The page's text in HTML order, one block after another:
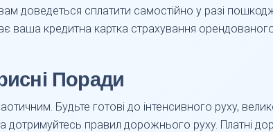
доведеться сплатити самостійно у разі
ваша кредитна картка страхування
Поради
Будьте готові до інтенсивного руху,
дотримуйтесь правил дорожнього руху. Платні